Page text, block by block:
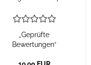
„Geprüfte
Bewertungen“